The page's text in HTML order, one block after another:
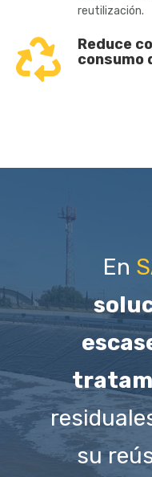
reutilización.
Reduce
consumo
En
su